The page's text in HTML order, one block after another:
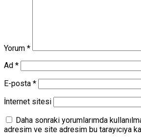
Yorum *
Ad *
E-posta *
İnternet sitesi
Daha sonraki yorumlarımda
adresim ve site adresim bu tarayıcıya